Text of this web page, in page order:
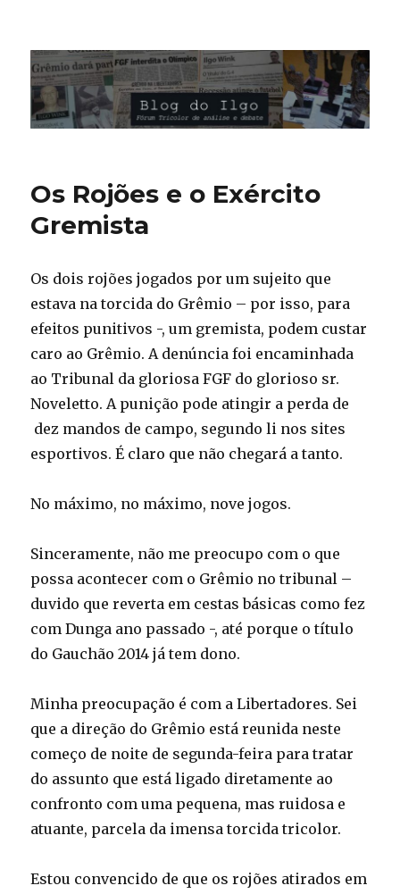
Blog do Ilgo Wink
Os Rojões e o Exército
Gremista
Os dois rojões jogados por um sujeito que
estava na torcida do Grêmio – por isso, para
efeitos punitivos -, um gremista, podem custar
caro ao Grêmio. A denúncia foi encaminhada
ao Tribunal da gloriosa FGF do glorioso sr.
Noveletto. A punição pode atingir a perda de
dez mandos de campo, segundo li nos sites
esportivos. É claro que não chegará a tanto.
No máximo, no máximo, nove jogos.
Sinceramente, não me preocupo com o que
possa acontecer com o Grêmio no tribunal –
duvido que reverta em cestas básicas como fez
com Dunga ano passado -, até porque o título
do Gauchão 2014 já tem dono.
Minha preocupação é com a Libertadores. Sei
que a direção do Grêmio está reunida neste
começo de noite de segunda-feira para tratar
do assunto que está ligado diretamente ao
confronto com uma pequena, mas ruidosa e
atuante, parcela da imensa torcida tricolor.
Estou convencido de que os rojões atirados em